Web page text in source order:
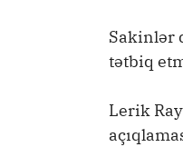
Sakinlər
tətbiq
Lerik